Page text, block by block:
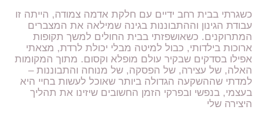
כשגרתי בבית רחב ידיים עם חלקת אדמה צמודה, הייתה זו
עבודת הגינון וההתבוננות בגינה שמילאה את המצברים
המתרוקנים. כשאושפזתי בבית החולים למשך תקופות
ארוכות בילדותי, כבול למיטה מבלי יכולת לרדת, מצאתי
אפילו בסדקים שבקיר עולם מופלא וקסום. מתוך המקומות
האלה, של עצירה, של הפסקה, של מנוחה והתבוננות –
למדתי שההשקעה הגדולה ביותר שאוכל לעשות בחיי היא
בעצמי, בנפשי ובפרקי הזמן החשובים שיזינו את תהליך
היצירה שלי